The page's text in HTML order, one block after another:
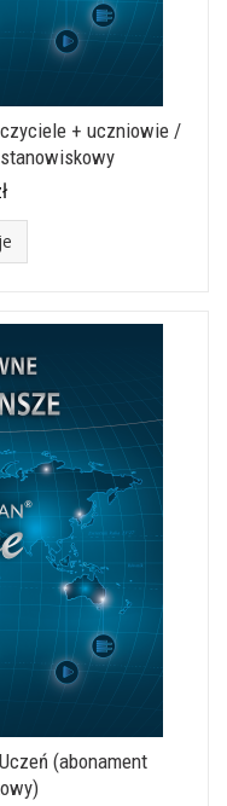
+ uczniowie /
(abonament